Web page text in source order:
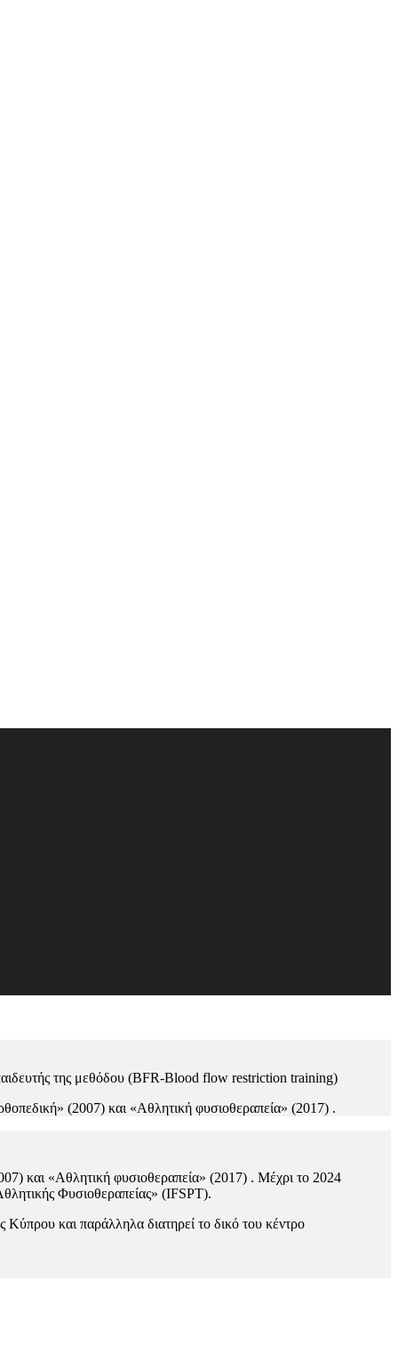
της μεθόδου (BFR-Blood flow restriction training)
(2007) και «Αθλητική φυσιοθεραπεία» (2017) .
και «Αθλητική φυσιοθεραπεία» (2017) . Μέχρι το 2024
Φυσιοθεραπείας» (IFSPT).
Κύπρου και παράλληλα διατηρεί το δικό του κέντρο